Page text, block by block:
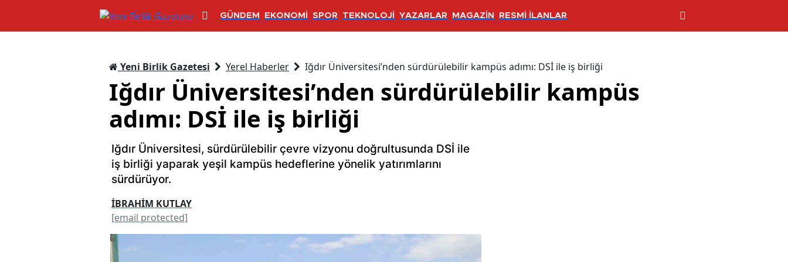
GÜNDEM EKONOMİ SPOR TEKNOLOJİ YAZARLAR MAGAZİN RESMİ İLANLAR
Yeni Birlik Gazetesi Yerel Haberler Iğdır Üniversitesi’nden sürdürülebilir kampüs adımı: DSİ ile iş birliği
Iğdır Üniversitesi’nden sürdürülebilir kampüs
adımı: DSİ ile iş birliği
Iğdır Üniversitesi, sürdürülebilir çevre vizyonu doğrultusunda DSİ ile
iş birliği yaparak yeşil kampüs hedeflerine yönelik yatırımlarını
sürdürüyor.
İBRAHİM KUTLAY
[email protected]